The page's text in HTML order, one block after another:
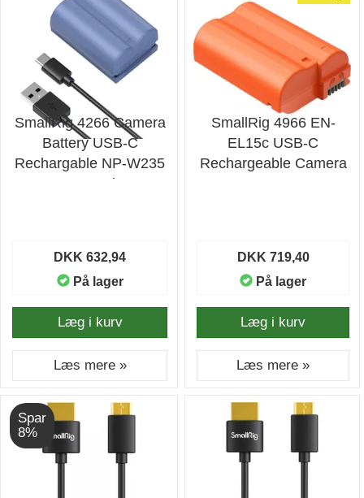
SmallRig 4266 Camera
Battery USB-C
Rechargable NP-W235
- Batteri
DKK 632,94
På lager
Læg i kurv
Læs mere »
SmallRig 4966 EN-
EL15c USB-C
Rechargeable Camera
DKK 719,40
På lager
Læg i kurv
Læs mere »
Spar
8%